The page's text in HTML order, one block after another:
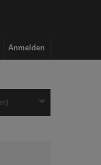
Anmelden